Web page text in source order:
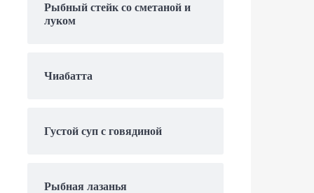
Рыбный стейк со сметаной и
луком
Чиабатта
Густой суп с говядиной
Рыбная лазанья